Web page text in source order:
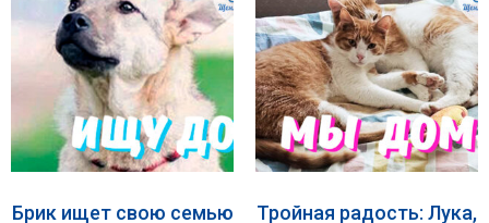
Брик ищет свою семью
Тройная радость: Лука,